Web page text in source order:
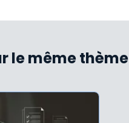
le même thème